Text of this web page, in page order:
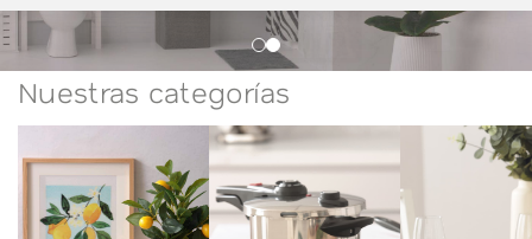
Nuestras categorías